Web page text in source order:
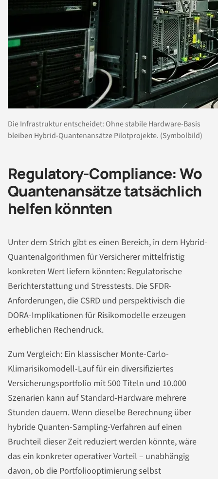
Die Infrastruktur entscheidet: Ohne stabile Hardware-Basis
bleiben Hybrid-Quantenansätze Pilotprojekte. (Symbolbild)
Regulatory-Compliance: Wo
Quantenansätze tatsächlich
helfen könnten
Unter dem Strich gibt es einen Bereich, in dem Hybrid-
Quantenalgorithmen für Versicherer mittelfristig
konkreten Wert liefern könnten: Regulatorische
Berichterstattung und Stresstests. Die SFDR-
Anforderungen, die CSRD und perspektivisch die
DORA-Implikationen für Risikomodelle erzeugen
erheblichen Rechendruck.
Zum Vergleich: Ein klassischer Monte-Carlo-
Klimarisikomodell-Lauf für ein diversifiziertes
Versicherungsportfolio mit 500 Titeln und 10.000
Szenarien kann auf Standard-Hardware mehrere
Stunden dauern. Wenn dieselbe Berechnung über
hybride Quanten-Sampling-Verfahren auf einen
Bruchteil dieser Zeit reduziert werden könnte, wäre
das ein konkreter operativer Vorteil – unabhängig
davon, ob die Portfoliooptimierung selbst